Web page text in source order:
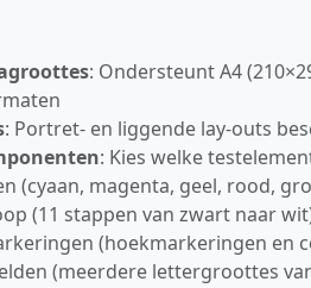
: Ondersteunt A4
: Portret‑ en liggende lay‑outs
: Kies welke
(cyaan, magenta, geel, rood,
(11 stappen van zwart naar
(hoekmarkeringen en
(meerdere lettergroottes